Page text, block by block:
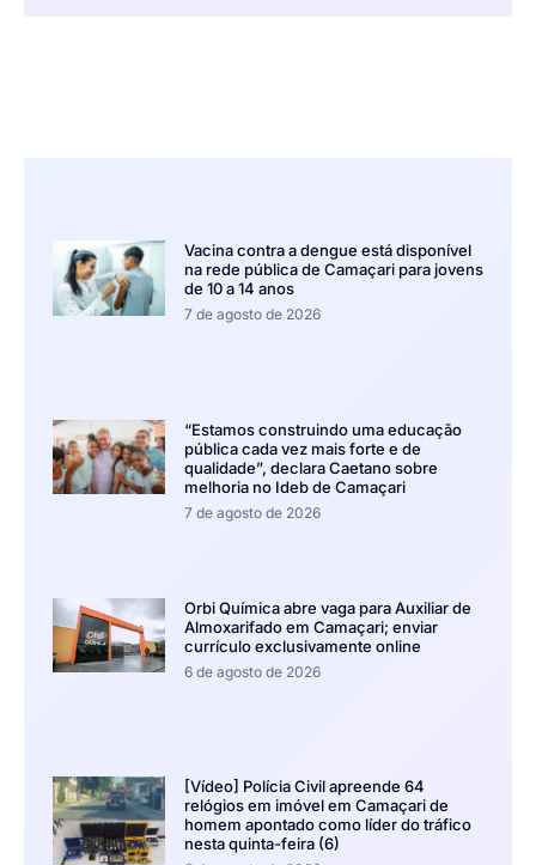
Vacina contra a dengue está disponível
na rede pública de Camaçari para jovens
de 10 a 14 anos
7 de agosto de 2026
“Estamos construindo uma educação
pública cada vez mais forte e de
qualidade”, declara Caetano sobre
melhoria no Ideb de Camaçari
7 de agosto de 2026
Orbi Química abre vaga para Auxiliar de
Almoxarifado em Camaçari; enviar
currículo exclusivamente online
6 de agosto de 2026
[Vídeo] Polícia Civil apreende 64
relógios em imóvel em Camaçari de
homem apontado como líder do tráfico
nesta quinta-feira (6)